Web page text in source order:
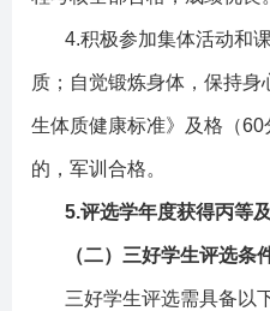
4.积极参加集体活动和
质；自觉锻炼身体，保持
生体质健康标准》及格（60
的，军训合格。
5.评选学年度获得丙等
（二）三好学生评选条
三好学生评选需具备以